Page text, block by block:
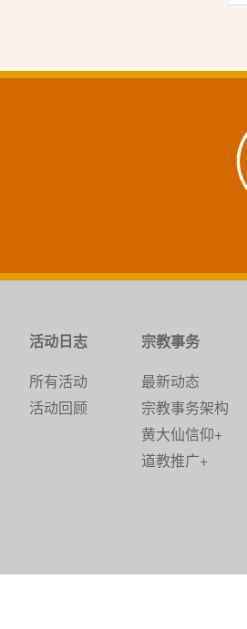
活动日志
所有活动
活动回顾
宗教事务
最新动态
宗教事务架构
黄大仙信仰+
道教推广+